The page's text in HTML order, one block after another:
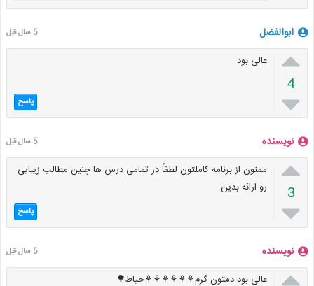
ابوالفضل 5 سال قبل

4

عالی بود
پاسخ
نویسنده 5 سال قبل

3

ممنون از برنامه کاملتون لطفاً در تمامی درس ها چنین مطالب زیبایی
رو ارائه بدین
پاسخ
نویسنده 5 سال قبل
 عالی بود دمتون گرم⚘⚘⚘⚘⚘⚘حیاط🌳